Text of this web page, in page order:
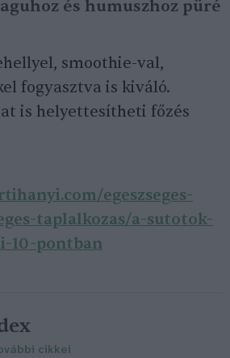
és humuszhoz püré
smoothie-val,
fogyasztva is kiváló.
is helyettesítheti főzés
egeszseges-
taplalkozas/a-sutotok-
10-pontban
cikkei